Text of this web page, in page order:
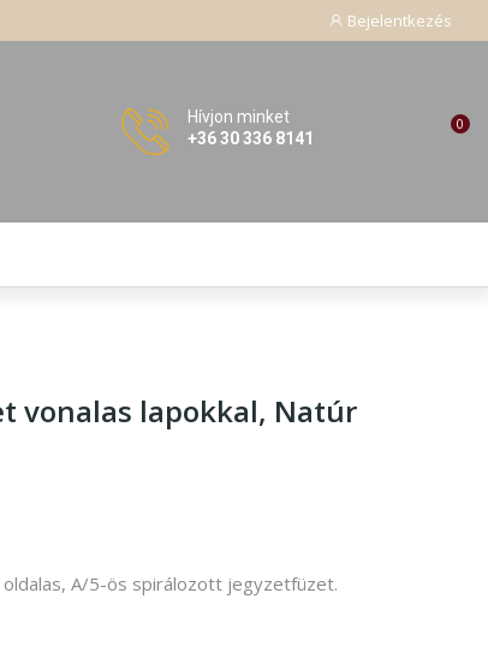
Bejelentkezés
Hívjon minket
+36 30 336 8141
0
vonalas lapokkal, Natúr
A/5-ös spirálozott jegyzetfüzet.